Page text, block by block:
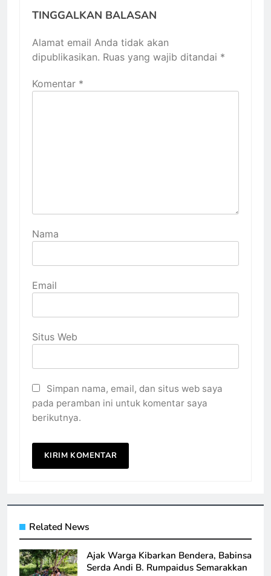
TINGGALKAN BALASAN
Alamat email Anda tidak akan
dipublikasikan. Ruas yang wajib ditandai *
Komentar *
Nama
Email
Situs Web
Simpan nama, email, dan situs web saya
pada peramban ini untuk komentar saya
berikutnya.
Related News
Ajak Warga Kibarkan Bendera, Babinsa
Serda Andi B. Rumpaidus Semarakkan